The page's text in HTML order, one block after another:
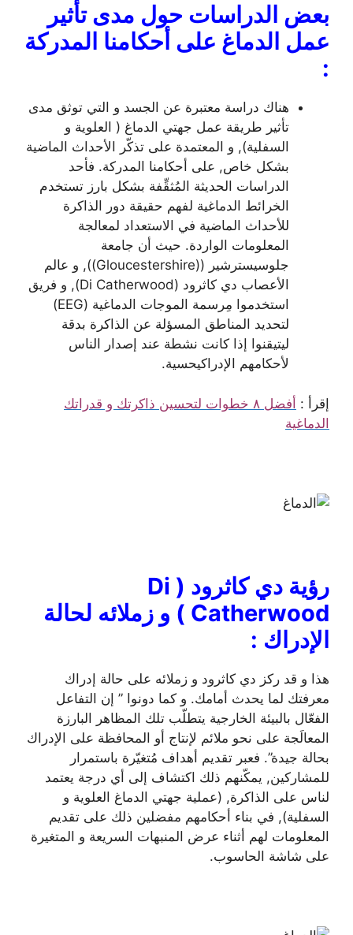
بعض الدراسات حول مدى تأثير
عمل الدماغ على أحكامنا المدركة
:
هناك دراسة معتبرة عن الجسد و التي توثق مدى
تأثير طريقة عمل جهتي الدماغ ( العلوية و
السفلية), و المعتمدة على تذكّر الأحداث الماضية
بشكل خاص, على أحكامنا المدركة. فأحد
الدراسات الحديثة المُثقِّفة بشكل بارز تستخدم
الخرائط الدماغية لفهم حقيقة دور الذاكرة
للأحداث الماضية في الاستعداد لمعالجة
المعلومات الواردة. حيث أن جامعة
جلوسيسترشير ((Gloucestershire)), و عالم
الأعصاب دي كاثرود (Di Catherwood), و فريق
استخدموا مِرسمة الموجات الدماغية (EEG)
لتحديد المناطق المسؤلة عن الذاكرة بدقة
ليتيقنوا إذا كانت نشطة عند إصدار الناس
لأحكامهم الإدراكيحسية.
إقرأ :
أفضل ٨ خطوات لتحسين ذاكرتك و قدراتك
الدماغية
رؤية دي كاثرود
(Di
Catherwood )
و زملائه لحالة
الإدراك :
هذا و قد ركز دي كاثرود و زملائه على حالة إدراك
معرفتك لما يحدث أمامك. و كما دونوا ” إن التفاعل
الفعّال بالبيئة الخارجية يتطلّب تلك المظاهر البارزة
المعالَجة على نحو ملائم لإنتاج أو المحافظة على الإدراك
بحالة جيدة”. فعبر تقديم أهداف مُتغيّرة باستمرار
للمشاركين, يمكّنهم ذلك اكتشاف إلى أي درجة يعتمد
لناس على الذاكرة, (عملية جهتي الدماغ العلوية و
السفلية), في بناء أحكامهم مفضلين ذلك على تقديم
المعلومات لهم أثناء عرض المنبهات السريعة و المتغيرة
على شاشة الحاسوب.